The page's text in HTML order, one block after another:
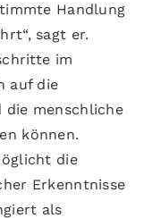
Handlung
sagt er.
im
auf die
die menschliche
können.
die
Erkenntnisse
als